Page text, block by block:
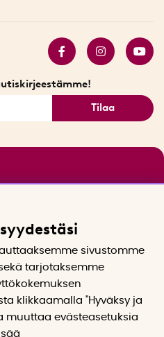
Tilaa
sivustomme
tarjotaksemme
klikkaamalla "Hyväksy ja
muuttaa evästeasetuksia